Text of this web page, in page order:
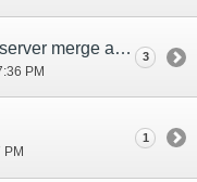
Wie siehts denn mal mit nem server merge aus?
PM
3
1